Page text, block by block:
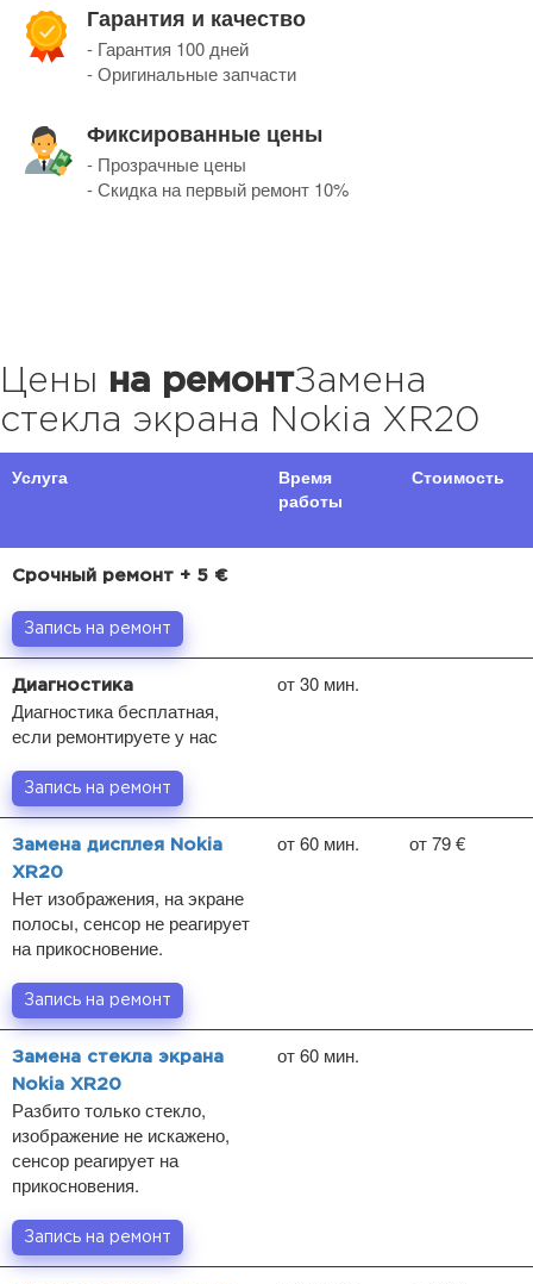
Гарантия и качество
- Гарантия 100 дней
- Оригинальные запчасти
Фиксированные цены
- Прозрачные цены
- Скидка на первый ремонт 10%
Цены на ремонтЗамена
стекла экрана Nokia XR20
Услуга
Время
работы
Стоимость
Срочный ремонт + 5 €
Запись на ремонт
Диагностика
Диагностика бесплатная,
если ремонтируете у нас
от 30 мин.
Запись на ремонт
Замена дисплея Nokia
XR20
Нет изображения, на экране
полосы, сенсор не реагирует
на прикосновение.
от 60 мин. от 79 €
Запись на ремонт
Замена стекла экрана
Nokia XR20
Разбито только стекло,
изображение не искажено,
сенсор реагирует на
прикосновения.
от 60 мин.
Запись на ремонт